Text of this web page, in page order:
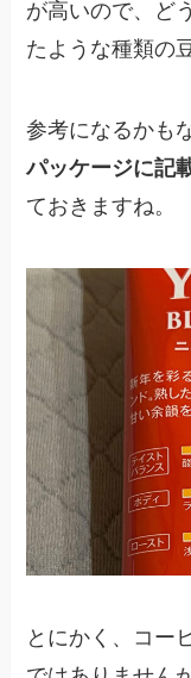
が高いので、ど
たような種類の
参考になるかも
パッケージに記
ておきますね。
とにかく、コー